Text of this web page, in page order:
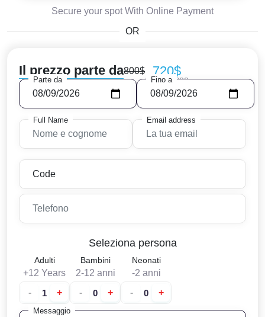
Secure your spot With Online Payment
OR
Il prezzo parte da800$ 720$
/Per persoa
Parte da Fino a
Full Name Email address
Seleziona persona
Adulti
+12 Years
-
+
Bambini
2-12 anni
-
+
Neonati
-2 anni
-
+
Messaggio